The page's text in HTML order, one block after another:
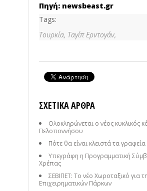
Πηγή: newsbeast.gr
Tags:
Τουρκία, Ταγίπ Ερντογάν,
ΣΧΕΤΙΚΆ ΆΡΘΡΑ
Ολοκληρώνεται ο νέος κυκλικός
Πελοποννήσου
Πότε θα είναι κλειστά τα
Υπεγράφη η Προγραμματική
Χρέπας
ΣΕΒΙΠΕΤ: Το νέο Χωροταξικό για
Επιχειρηματικών Πάρκων